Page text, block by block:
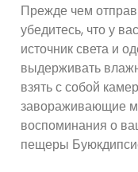
Прежде чем
убедитесь, что у
источник света и
выдерживать
взять с собой
завораживающие
воспоминания о
пещеры